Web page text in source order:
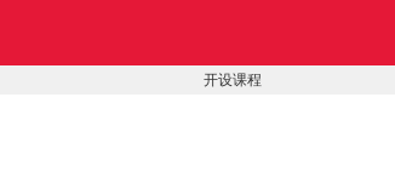
开设课程